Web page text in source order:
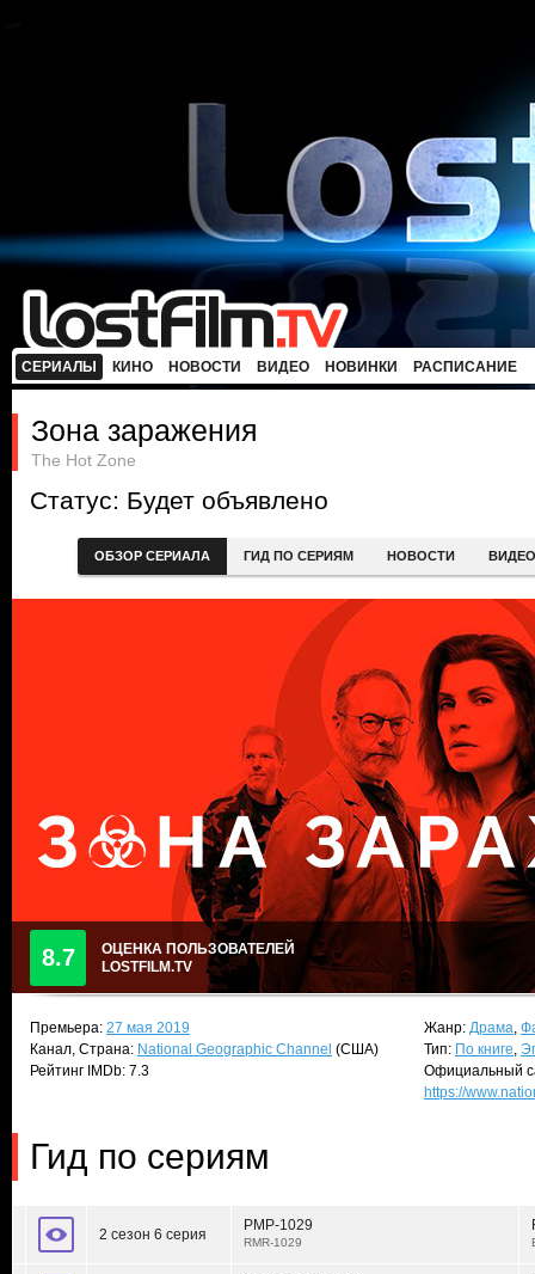
СЕРИАЛЫ КИНО НОВОСТИ ВИДЕО НОВИНКИ РАСПИСАНИЕ
Зона заражения
The Hot Zone
Статус: Будет объявлено
ОБЗОР СЕРИАЛА ГИД ПО СЕРИЯМ НОВОСТИ ВИДЕО
8.7
ОЦЕНКА ПОЛЬЗОВАТЕЛЕЙ
LOSTFILM.TV
Премьера: 27 мая 2019
Канал, Страна: National Geographic Channel (США)
Рейтинг IMDb: 7.3
Жанр: Драма,
Тип: По книге,
Официальный
https://
Гид по сериям
2 сезон 6 серия
РМР-1029
RMR-1029